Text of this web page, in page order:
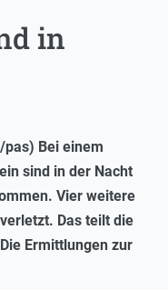
in
Bei einem
sind in der Nacht
Vier weitere
Das teilt die
Ermittlungen zur